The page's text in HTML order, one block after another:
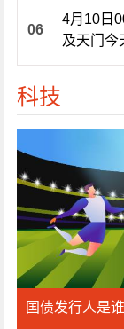
4月10日
及天门今
动态
科技
国债发行人是